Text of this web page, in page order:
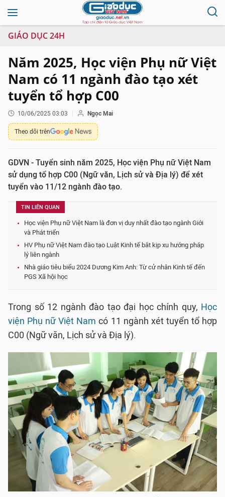
GIÁO DỤC 24H
Năm 2025, Học viện Phụ nữ Việt
Nam có 11 ngành đào tạo xét
tuyển tổ hợp C00
10/06/2025 03:03 Ngọc Mai
Theo dõi trên
GDVN - Tuyển sinh năm 2025, Học viện Phụ nữ Việt Nam
sử dụng tổ hợp C00 (Ngữ văn, Lịch sử và Địa lý) để xét
tuyển vào 11/12 ngành đào tạo.
TIN LIÊN QUAN
Học viện Phụ nữ Việt Nam là đơn vị duy nhất đào tạo ngành Giới
và Phát triển
HV Phụ nữ Việt Nam đào tạo Luật Kinh tế bắt kịp xu hướng pháp
lý liên ngành
Nhà giáo tiêu biểu 2024 Dương Kim Anh: Từ cử nhân Kinh tế đến
PGS Xã hội học
Trong số 12 ngành đào tạo đại học chính quy, Học
viện Phụ nữ Việt Namcó 11 ngành xét tuyển tổ hợp
C00 (Ngữ văn, Lịch sử và Địa lý).